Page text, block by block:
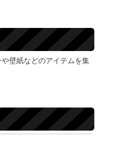
壁紙などのアイテムを集